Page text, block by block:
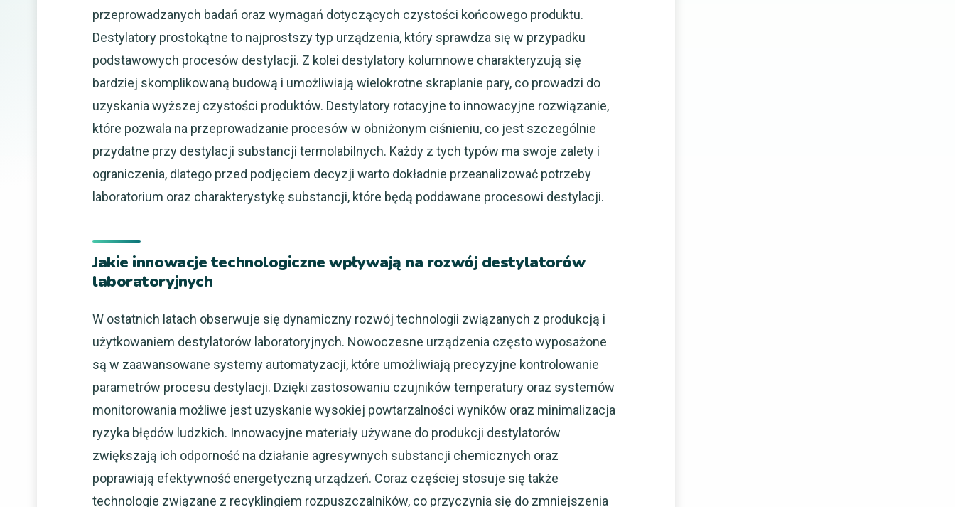
przeprowadzanych badań oraz wymagań dotyczących czystości końcowego produktu.
Destylatory prostokątne to najprostszy typ urządzenia, który sprawdza się w przypadku
podstawowych procesów destylacji. Z kolei destylatory kolumnowe charakteryzują się
bardziej skomplikowaną budową i umożliwiają wielokrotne skraplanie pary, co prowadzi do
uzyskania wyższej czystości produktów. Destylatory rotacyjne to innowacyjne rozwiązanie,
które pozwala na przeprowadzanie procesów w obniżonym ciśnieniu, co jest szczególnie
przydatne przy destylacji substancji termolabilnych. Każdy z tych typów ma swoje zalety i
ograniczenia, dlatego przed podjęciem decyzji warto dokładnie przeanalizować potrzeby
laboratorium oraz charakterystykę substancji, które będą poddawane procesowi destylacji.
Jakie innowacje technologiczne wpływają na rozwój destylatorów
laboratoryjnych
W ostatnich latach obserwuje się dynamiczny rozwój technologii związanych z produkcją i
użytkowaniem destylatorów laboratoryjnych. Nowoczesne urządzenia często wyposażone
są w zaawansowane systemy automatyzacji, które umożliwiają precyzyjne kontrolowanie
parametrów procesu destylacji. Dzięki zastosowaniu czujników temperatury oraz systemów
monitorowania możliwe jest uzyskanie wysokiej powtarzalności wyników oraz minimalizacja
ryzyka błędów ludzkich. Innowacyjne materiały używane do produkcji destylatorów
zwiększają ich odporność na działanie agresywnych substancji chemicznych oraz
poprawiają efektywność energetyczną urządzeń. Coraz częściej stosuje się także
technologie związane z recyklingiem rozpuszczalników, co przyczynia się do zmniejszenia